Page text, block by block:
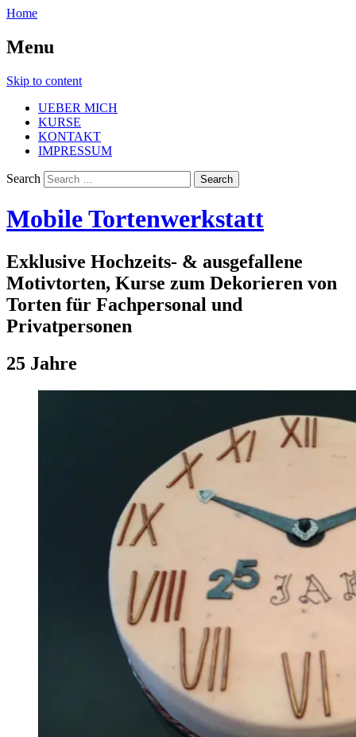
Home
Menu
Skip to content
UEBER MICH
KURSE
KONTAKT
IMPRESSUM
Search
Mobile Tortenwerkstatt
Exklusive Hochzeits- & ausgefallene
Motivtorten, Kurse zum Dekorieren von
Torten für Fachpersonal und
Privatpersonen
25 Jahre